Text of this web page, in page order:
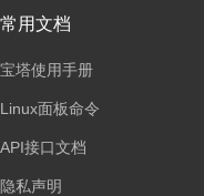
常用文档
宝塔使用手册
Linux面板命令
API接口文档
隐私声明